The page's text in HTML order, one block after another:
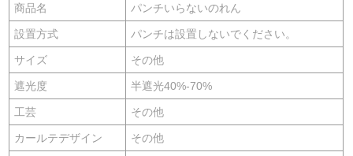
商品名 パンチいらないのれん
設置方式 パンチは設置しないでください。
サイズ その他
遮光度 半遮光40%-70%
工芸 その他
カールテデザイン その他